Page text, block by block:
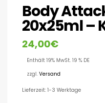
Body
20x25ml –
24,00€
Enthält 19% MwSt. 19 % DE
zzgl. Versand
Lieferzeit: 1-3 Werktage